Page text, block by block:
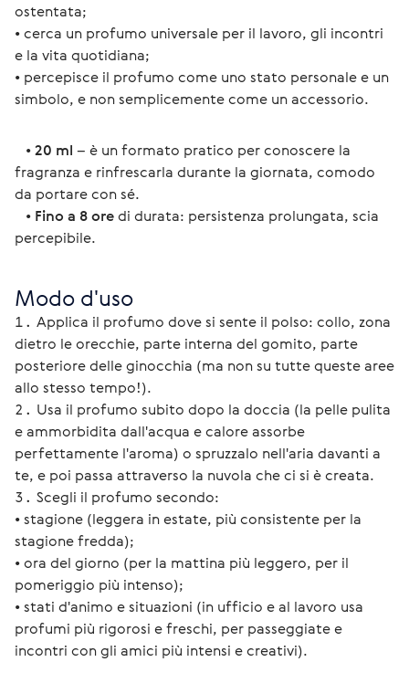
ostentata;
• cerca un profumo universale per il lavoro, gli incontri
e la vita quotidiana;
• percepisce il profumo come uno stato personale e un
simbolo, e non semplicemente come un accessorio.
• 20 ml – è un formato pratico per conoscere la
fragranza e rinfrescarla durante la giornata, comodo
da portare con sé.
• Fino a 8 ore di durata: persistenza prolungata, scia
percepibile.
Modo d'uso
Applica il profumo dove si sente il polso: collo, zona
dietro le orecchie, parte interna del gomito, parte
posteriore delle ginocchia (ma non su tutte queste aree
allo stesso tempo!).
Usa il profumo subito dopo la doccia (la pelle pulita
e ammorbidita dall'acqua e calore assorbe
perfettamente l'aroma) o spruzzalo nell'aria davanti a
te, e poi passa attraverso la nuvola che ci si è creata.
Scegli il profumo secondo:
• stagione (leggera in estate, più consistente per la
stagione fredda);
• ora del giorno (per la mattina più leggero, per il
pomeriggio più intenso);
• stati d'animo e situazioni (in ufficio e al lavoro usa
profumi più rigorosi e freschi, per passeggiate e
incontri con gli amici più intensi e creativi).